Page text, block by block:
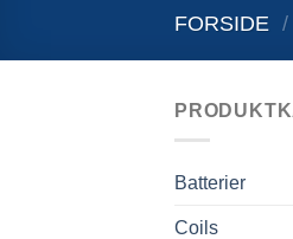
FORSIDE /
Batterier
Coils